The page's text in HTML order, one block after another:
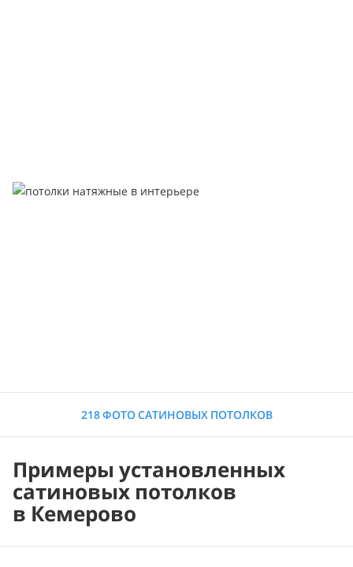
218 ФОТО САТИНОВЫХ ПОТОЛКОВ
Примеры установленных
сатиновых потолков
в Кемерово